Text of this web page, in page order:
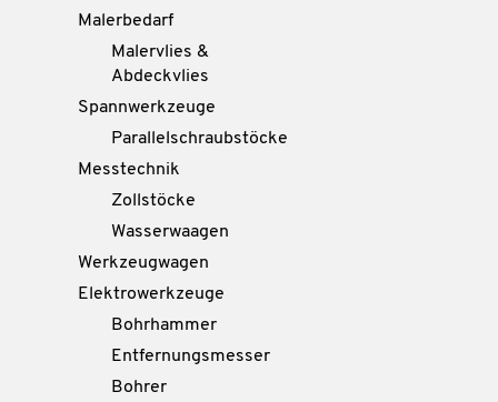
Malerbedarf
Malervlies &
Abdeckvlies
Spannwerkzeuge
Parallelschraubstöcke
Messtechnik
Zollstöcke
Wasserwaagen
Werkzeugwagen
Elektrowerkzeuge
Bohrhammer
Entfernungsmesser
Bohrer